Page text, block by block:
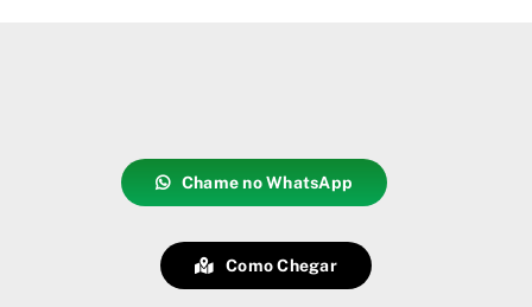
Chame no WhatsApp
Como Chegar